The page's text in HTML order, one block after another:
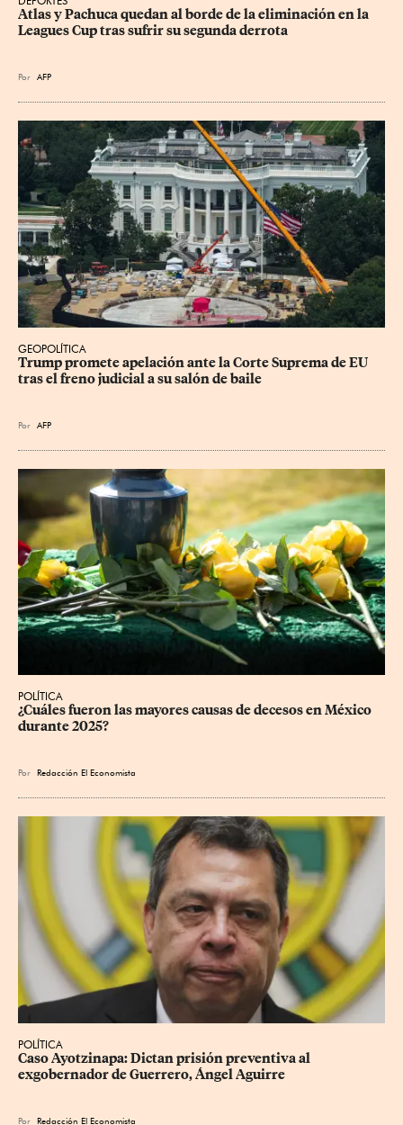
Atlas y Pachuca quedan al borde de la eliminación en la
Leagues Cup tras sufrir su segunda derrota
Por AFP
GEOPOLÍTICA
Trump promete apelación ante la Corte Suprema de EU
tras el freno judicial a su salón de baile
Por AFP
POLÍTICA
¿Cuáles fueron las mayores causas de decesos en México
durante 2025?
Por Redacción El Economista
POLÍTICA
Caso Ayotzinapa: Dictan prisión preventiva al
exgobernador de Guerrero, Ángel Aguirre
Por Redacción El Economista